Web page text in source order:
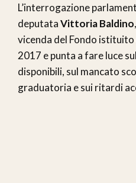
L’interrogazione
deputataVittoria Baldino
vicenda del Fondo istituito
2017 e punta a fare luce
disponibili, sul mancato
graduatoria e sui ritardi